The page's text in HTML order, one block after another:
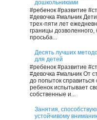
дошкольниками
#ребенок #развитие
#девочка #мальчик
трех-пяти лет
границы дозволенного,
просьба...
Десять лучших
для детей
#ребенок #развитие
#девочка #мальчик От
до попыток справиться
ребенок испытывает
собственные и...
Занятия,
устойчивому